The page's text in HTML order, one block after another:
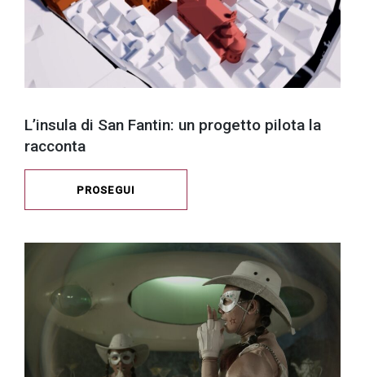
L’insula di San Fantin: un progetto pilota la
racconta
PROSEGUI